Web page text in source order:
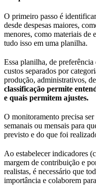
O primeiro passo é
desde despesas maiores,
menores, como materiais de
tudo isso em uma planilha.
Essa planilha, de
custos separados por
produção, administrativos,
classificação permite
e quais permitem ajustes.
O monitoramento precisa
semanais ou mensais para
previsto e do que foi
Ao estabelecer indicadores
margem de contribuição e
realistas, é necessário que
importância e colaborem